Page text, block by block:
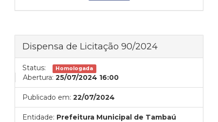
Dispensa de Licitação 90/2024
Status: Homologada
Abertura: 25/07/2024 16:00
Publicado em: 22/07/2024
Entidade: Prefeitura Municipal de Tambaú